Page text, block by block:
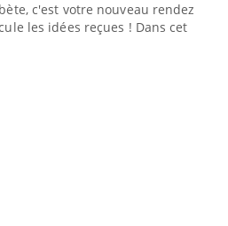
c'est votre nouveau rendez-
les idées reçues ! Dans cet